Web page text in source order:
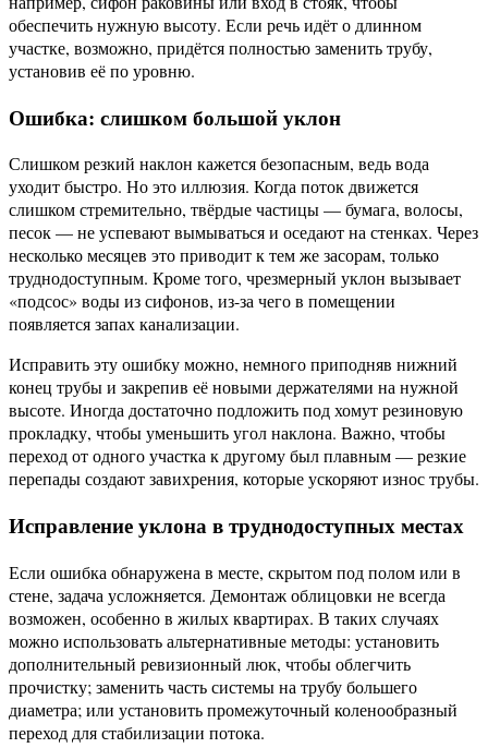
обеспечить нужную высоту. Если речь идёт о длинном
участке, возможно, придётся полностью заменить трубу,
установив её по уровню.
Ошибка: слишком большой уклон
Слишком резкий наклон кажется безопасным, ведь вода
уходит быстро. Но это иллюзия. Когда поток движется
слишком стремительно, твёрдые частицы — бумага, волосы,
песок — не успевают вымываться и оседают на стенках. Через
несколько месяцев это приводит к тем же засорам, только
труднодоступным. Кроме того, чрезмерный уклон вызывает
«подсос» воды из сифонов, из-за чего в помещении
появляется запах канализации.
Исправить эту ошибку можно, немного приподняв нижний
конец трубы и закрепив её новыми держателями на нужной
высоте. Иногда достаточно подложить под хомут резиновую
прокладку, чтобы уменьшить угол наклона. Важно, чтобы
переход от одного участка к другому был плавным — резкие
перепады создают завихрения, которые ускоряют износ трубы.
Исправление уклона в труднодоступных местах
Если ошибка обнаружена в месте, скрытом под полом или в
стене, задача усложняется. Демонтаж облицовки не всегда
возможен, особенно в жилых квартирах. В таких случаях
можно использовать альтернативные методы: установить
дополнительный ревизионный люк, чтобы облегчить
прочистку; заменить часть системы на трубу большего
диаметра; или установить промежуточный коленообразный
переход для стабилизации потока.